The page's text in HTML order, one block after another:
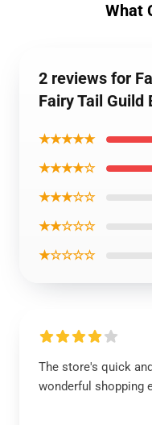
What
2 reviews for
Fairy Tail Guild
★★★★★
★★★★☆
★★★☆☆
★★☆☆☆
★☆☆☆☆
The store's quick
wonderful shopping